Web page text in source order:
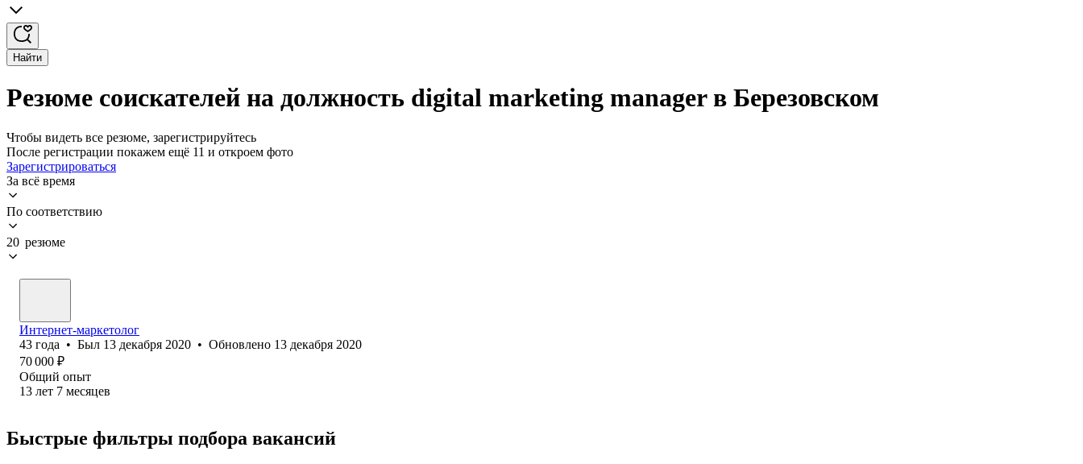
Найти
Резюме соискателей на должность digital marketing manager в Березовском
Чтобы видеть все резюме, зарегистрируйтесь
После регистрации покажем ещё 11 и откроем фото
Зарегистрироваться
За всё время
По соответствию
20 резюме
Интернет-маркетолог
43 года • Был 13 декабря 2020 • Обновлено 13 декабря 2020
70 000 ₽
Общий опыт
13 лет 7 месяцев
Быстрые фильтры подбора вакансий